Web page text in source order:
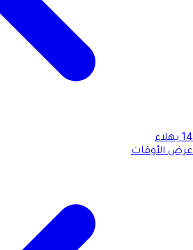
14 بهلاء
عرض الأوقات